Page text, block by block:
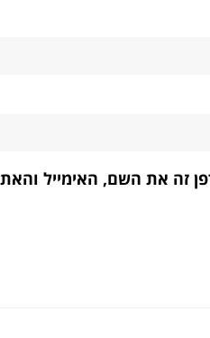
זה את השם, האימייל